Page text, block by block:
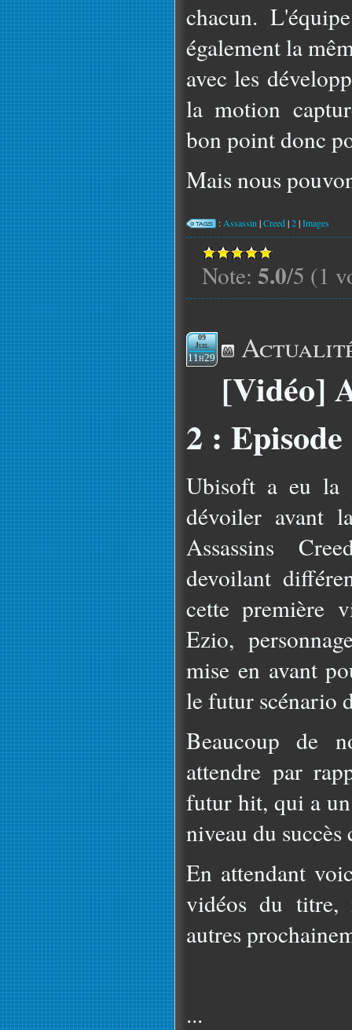
chacun.
également la
avec les
la motion
bon point donc
Mais nous
: Assassin |Creed|2|Images
Note: 5.0/5 (1
09
Juil
11h29
[Vidéo]
2 : Episode
Ubisoft a eu la
dévoiler avant
Assassins
devoilant
cette première
Ezio,
mise en avant
le futur scénario
Beaucoup de
attendre par
futur hit, qui a un
niveau du
En attendant
vidéos du
autres
...